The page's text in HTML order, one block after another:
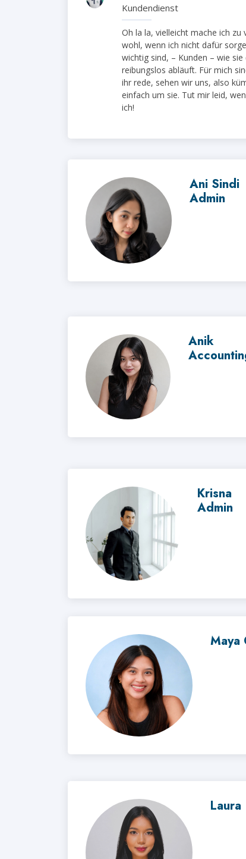
Kundendienst
Oh la la, vielleicht mache ich
wohl, wenn ich nicht dafür
wichtig sind, – Kunden – wie
reibungslos abläuft. Für mich
ihr rede, sehen wir uns, also
einfach um sie. Tut mir leid,
ich!
Ani Sindi
Admin
Anik
Krisna
Admin
Maya
Laura